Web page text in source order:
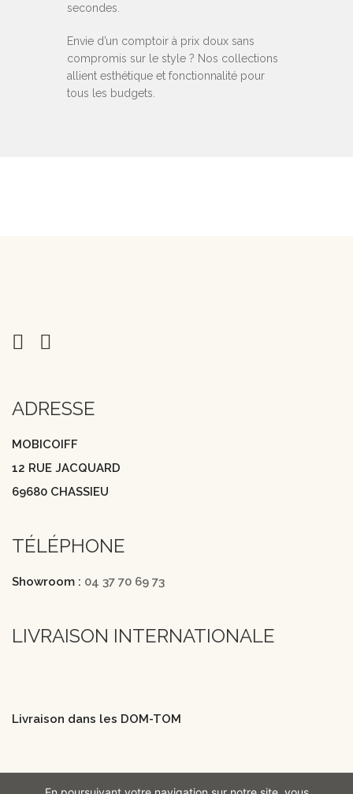
secondes.
Envie d’un comptoir à prix doux sans
compromis sur le style ? Nos collections
allient esthétique et fonctionnalité pour
tous les budgets.
ADRESSE
MOBICOIFF
12 RUE JACQUARD
69680 CHASSIEU
TÉLÉPHONE
Showroom : 04 37 70 69 73
LIVRAISON INTERNATIONALE
Livraison dans les DOM-TOM